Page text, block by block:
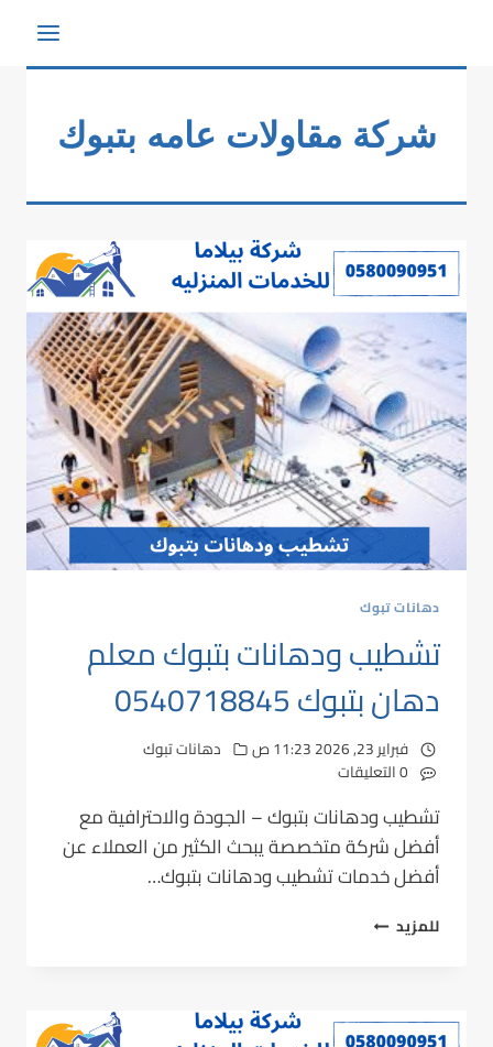
شركة مقاولات عامه بتبوك
دهانات تبوك
تشطيب ودهانات بتبوك معلم
دهان بتبوك 0540718845
فبراير 23, 2026 11:23 ص
دهانات تبوك
0 التعليقات
تشطيب ودهانات بتبوك – الجودة والاحترافية مع
أفضل شركة متخصصة يبحث الكثير من العملاء عن
أفضل خدمات تشطيب ودهانات بتبوك…
للمزيد